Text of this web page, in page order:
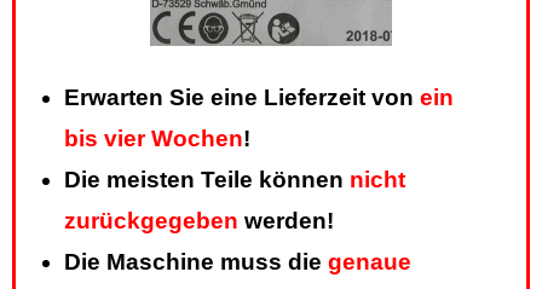
Erwarten Sie eine Lieferzeit von ein
bis vier Wochen!
Die meisten Teile können nicht
zurückgegeben werden!
Die Maschine muss die genaue